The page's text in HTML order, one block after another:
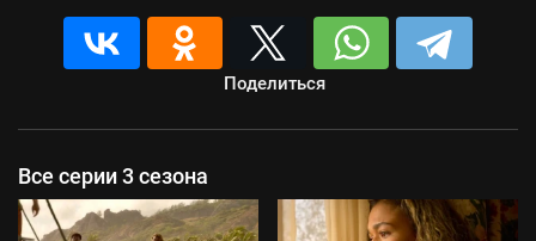
Поделиться
Все серии 3 сезона